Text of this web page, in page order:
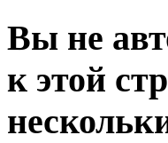
Вы не
к этой